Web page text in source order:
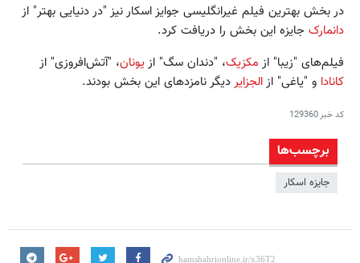
در بخش بهترین فیلم غیرانگلیسی جوایز اسکار نیز "در دنیایی بهتر" از
دانمارک جایزه این بخش را دریافت کرد.
فیلم‌های "زیبا" از مکزیک، "دندان سگ" ازیونان، "آتش‌افروزی" از
کانادا و "یاغی" ازالجزایردیگر نامزدهای این بخش بودند.
کد خبر129360
برچسب‌ها
جایزه اسکار